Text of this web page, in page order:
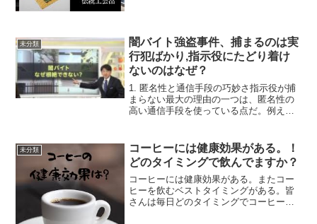
未分類
闇バイト強盗事件、捕まるのは実
行犯ばかり,指示役にたどり着け
ないのはなぜ？
1. 匿名性と通信手段の巧妙さ指示役が捕
まらない最大の理由の一つは、匿名性の
高い通信手段を使っている点だ。例え
で、やり取りが追跡されにくくなってい
る。指示役は自分の情報...
未分類
コーヒーには健康効果がある。！
どのタイミングで飲んでますか？
コーヒーには健康効果がある。またコー
ヒーを飲むベストタイミングがある。皆
さんは毎日どのタイミングでコーヒー飲